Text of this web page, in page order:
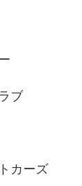
ブ
カーズ